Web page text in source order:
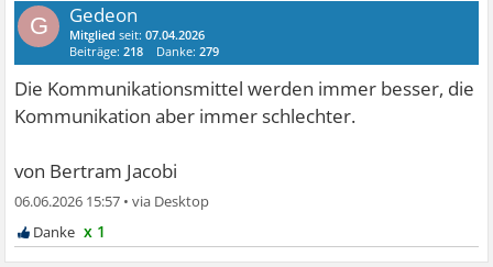
G Gedeon
Mitglied seit:07.04.2026
Beiträge:218 Danke:279
Die Kommunikationsmittel werden immer besser, die
Kommunikation aber immer schlechter.
von Bertram Jacobi
06.06.2026 15:57 •
x 1